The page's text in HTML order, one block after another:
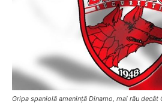
Gripa spaniolă amenință Dinamo, mai rău decât